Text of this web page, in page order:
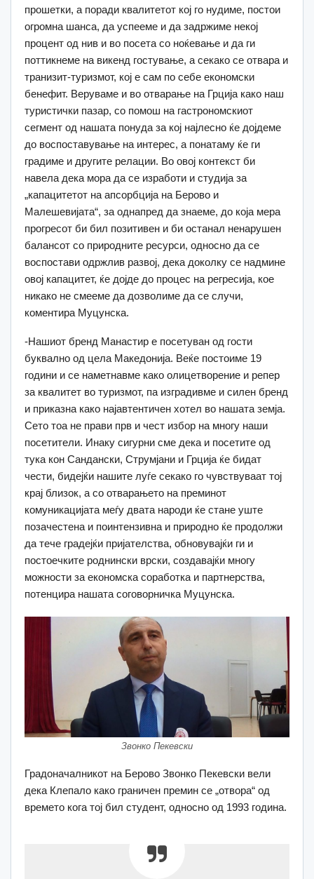
прошетки, а поради квалитетот кој го нудиме, постои
огромна шанса, да успееме и да задржиме некој
процент од нив и во посета со ноќевање и да ги
поттикнеме на викенд гостување, а секако се отвара и
транизит-туризмот, кој е сам по себе економски
бенефит. Веруваме и во отварање на Грција како наш
туристички пазар, со помош на гастрономскиот
сегмент од нашата понуда за кој најлесно ќе дојдеме
до воспоставување на интерес, а понатаму ќе ги
градиме и другите релации. Во овој контекст би
навела дека мора да се изработи и студија за
„капацитетот на апсорбција на Берово и
Малешевијата“, за однапред да знаеме, до која мера
прогресот би бил позитивен и би останал ненарушен
балансот со природните ресурси, односно да се
воспостави одржлив развој, дека доколку се надмине
овој капацитет, ќе дојде до процес на регресија, кое
никако не смееме да дозволиме да се случи,
коментира Муцунска.
-Нашиот бренд Манастир е посетуван од гости
буквално од цела Македонија. Веќе постоиме 19
години и се наметнавме како олицетворение и репер
за квалитет во туризмот, па изградивме и силен бренд
и приказна како најавтентичен хотел во нашата земја.
Сето тоа не прави прв и чест избор на многу наши
посетители. Инаку сигурни сме дека и посетите од
тука кон Сандански, Струмјани и Грција ќе бидат
чести, бидејќи нашите луѓе секако го чувствуваат тој
крај близок, а со отварањето на преминот
комуникацијата меѓу двата народи ќе стане уште
позачестена и поинтензивна и природно ќе продолжи
да тече градејќи пријателства, обновувајќи ги и
постоечките роднински врски, создавајќи многу
можности за економска соработка и партнерства,
потенцира нашата соговорничка Муцунска.
Звонко Пекевски
Градоначалникот на Берово Звонко Пекевски вели
дека Клепало како граничен премин се „отвора“ од
времето кога тој бил студент, односно од 1993 година.